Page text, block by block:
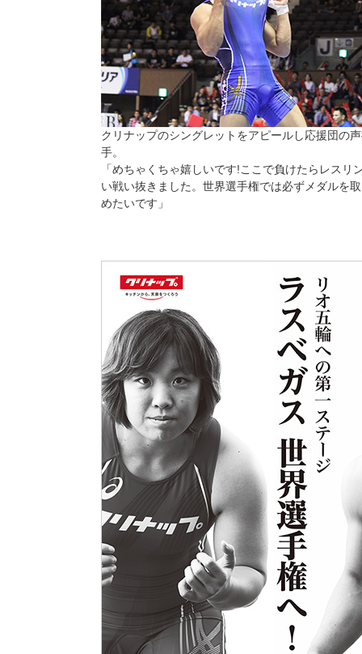
クリナップのシングレットをアピールし応援団の
手。
「めちゃくちゃ嬉しいです!ここで負けたらレスリ
い戦い抜きました。世界選手権では必ずメダルを
めたいです」